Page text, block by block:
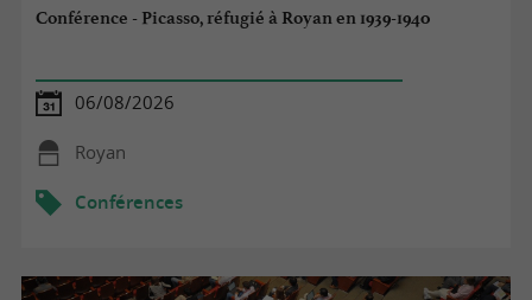
Conférence - Picasso, réfugié à Royan en 1939-1940
06/08/2026
Royan
Conférences